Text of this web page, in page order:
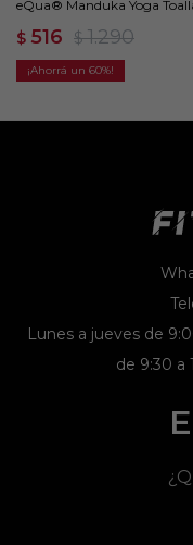
eQua® Manduka Yoga
$ 516 $ 1.290
60
Lunes a jueves de
de 9:30 a